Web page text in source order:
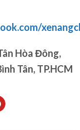
Hòa Đông,
Tân, TP.HCM